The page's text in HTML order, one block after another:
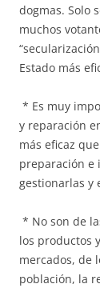
dogmas. Solo
muchos
Estado más
* Es muy
y reparación
más eficaz
preparación e
gestionarlas y
* No son de
los productos
mercados, de
población, la